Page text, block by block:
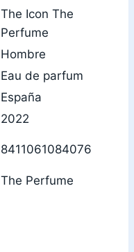
The Icon The
Perfume
Hombre
Eau de parfum
España
2022
8411061084076
The Perfume